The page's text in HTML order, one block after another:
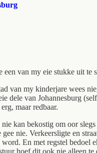
van my eie stukke uit te
van my kinderjare wees
dele van Johannesburg
maar redbaar.
kan bekostig om oor
nie. Verkeersligte en
En met regstel